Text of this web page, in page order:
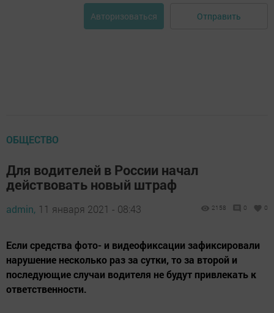
Авторизоваться Отправить
ОБЩЕСТВО
Для водителей в России начал
действовать новый штраф
admin, 11 января 2021 - 08:43 2158 0 0
Если средства фото- и видеофиксации зафиксировали
нарушение несколько раз за сутки, то за второй и
последующие случаи водителя не будут привлекать к
ответственности.